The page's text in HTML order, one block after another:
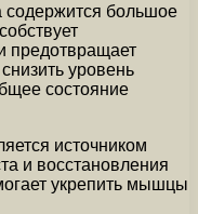
содержится большое
предотвращает
уровень
состояние
источником
и восстановления
укрепить мышцы